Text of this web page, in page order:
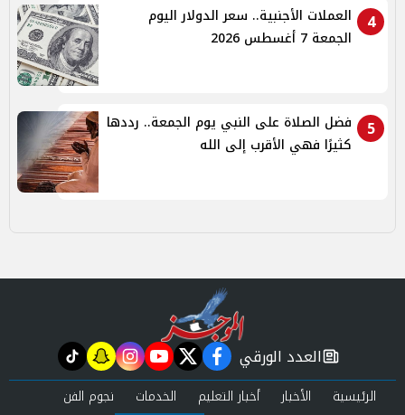
4
العملات الأجنبية.. سعر الدولار اليوم
الجمعة 7 أغسطس 2026
5
فضل الصلاة على النبي يوم الجمعة.. رددها
كثيرًا فهي الأقرب إلى الله
newspaper
العدد الورقي facebook
twitter
youtube
instagram
snapchat
tiktok
الرئيسية الأخبار أخبار التعليم الخدمات نجوم الفن